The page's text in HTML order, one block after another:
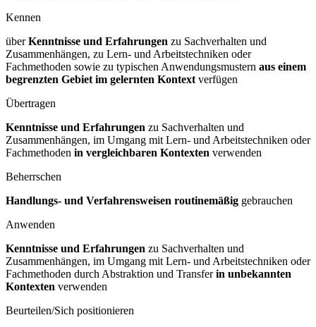
Kennen
überKenntnisse und Erfahrungen zu Sachverhalten und
Zusammenhängen, zu Lern- und Arbeitstechniken oder
Fachmethoden sowie zu typischen Anwendungsmustern aus einem
begrenzten Gebiet im gelernten Kontext verfügen
Übertragen
Kenntnisse und Erfahrungen zu Sachverhalten und
Zusammenhängen, im Umgang mit Lern- und Arbeitstechniken oder
Fachmethoden in vergleichbaren Kontexten verwenden
Beherrschen
Handlungs- und Verfahrensweisen routinemäßig gebrauchen
Anwenden
Kenntnisse und Erfahrungen zu Sachverhalten und
Zusammenhängen, im Umgang mit Lern- und Arbeitstechniken oder
Fachmethoden durch Abstraktion und Transferin unbekannten
Kontexten verwenden
Beurteilen/Sich positionieren